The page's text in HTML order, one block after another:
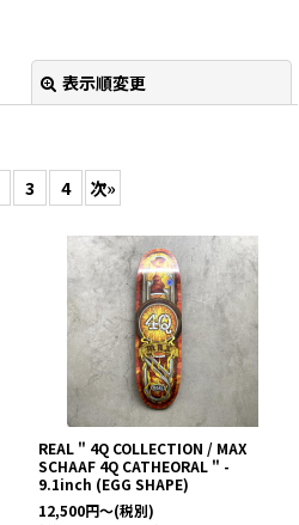
表示順変更
3 4 次»
REAL " 4Q COLLECTION / MAX
SCHAAF 4Q CATHEORAL " -
9.1inch (EGG SHAPE)
12,500円～(税別)